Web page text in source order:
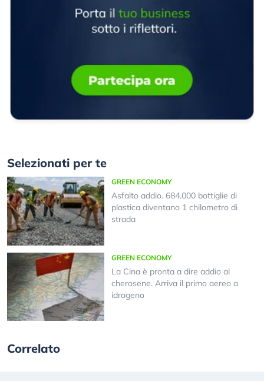
Selezionati per te
GREEN ECONOMY
Asfalto addio. 684.000 bottiglie di
plastica diventano 1 chilometro di
strada
GREEN ECONOMY
La Cina è pronta a dire addio al
cherosene. Arriva il primo aereo a
idrogeno
Correlato